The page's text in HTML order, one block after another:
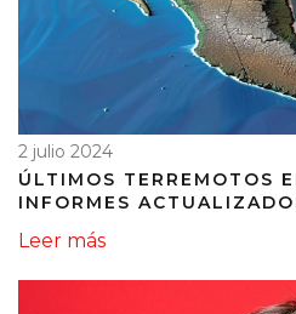
2 julio 2024
ÚLTIMOS TERREMOTOS
INFORMES
Leer más